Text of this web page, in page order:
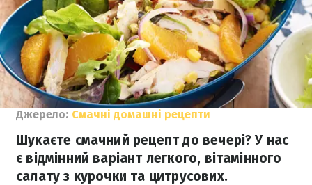
Джерело: Смачні домашні рецепти
Шукаєте смачний рецепт до вечері? У нас
є відмінний варіант легкого, вітамінного
салату з курочки та цитрусових.